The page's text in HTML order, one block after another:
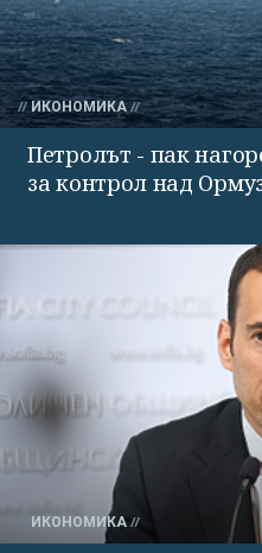
ИКОНОМИКА
Петролът - пак
за контрол над
ИКОНОМИКА